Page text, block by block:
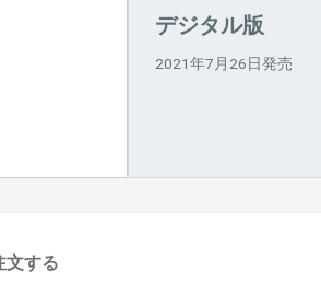
デジタル版
2021年7月26日発売
文する